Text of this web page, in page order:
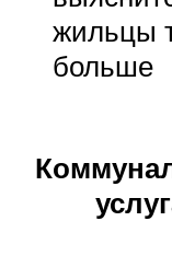
жильцы
больше